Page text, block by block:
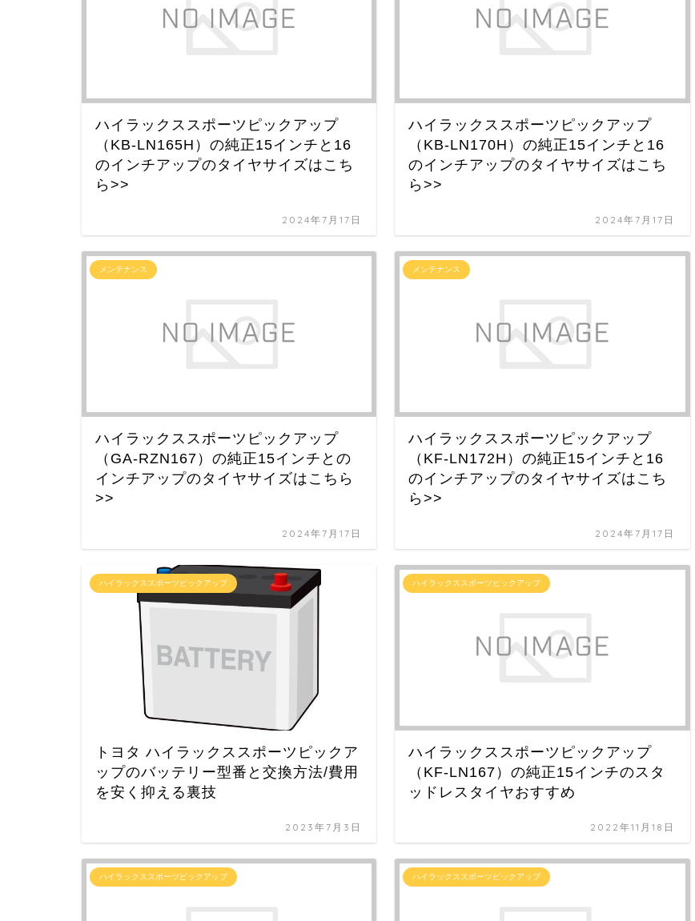
ハイラックススポーツピックアップ
（KB-LN165H）の純正15インチと16
のインチアップのタイヤサイズはこち
ら>>
2024年7月17日
ハイラックススポーツピックアップ
（KB-LN170H）の純正15インチと16
のインチアップのタイヤサイズはこち
ら>>
2024年7月17日
メンテナンス
ハイラックススポーツピックアップ
（GA-RZN167）の純正15インチとの
インチアップのタイヤサイズはこちら
>>
2024年7月17日
メンテナンス
ハイラックススポーツピックアップ
（KF-LN172H）の純正15インチと16
のインチアップのタイヤサイズはこち
ら>>
2024年7月17日
ハイラックススポーツピックアップ
トヨタ ハイラックススポーツピックア
ップのバッテリー型番と交換方法/費用
を安く抑える裏技
2023年7月3日
ハイラックススポーツピックアップ
ハイラックススポーツピックアップ
（KF-LN167）の純正15インチのスタ
ッドレスタイヤおすすめ
2022年11月18日
ハイラックススポーツピックアップ ハイラックススポーツピックアップ